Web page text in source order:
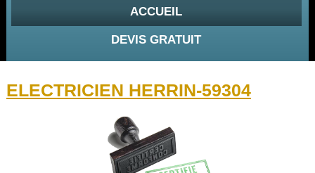
ACCUEIL
DEVIS GRATUIT
ELECTRICIEN HERRIN-59304